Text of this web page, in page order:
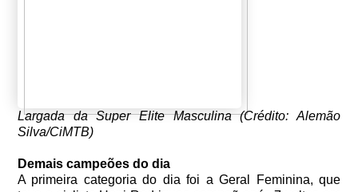
Largada da Super Elite Masculina (Crédito: Alemão
Silva/CiMTB)
Demais campeões do dia
A primeira categoria do dia foi a Geral Feminina, que